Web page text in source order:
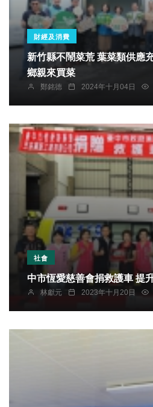
財經及消費
新竹縣不鬧菜荒 葉菜類供應充沛 楊文科歡迎全國
鄉親來買菜
鄭銘德 2024年十月04日
社會
中市恆
林獻元 2023年十月20日